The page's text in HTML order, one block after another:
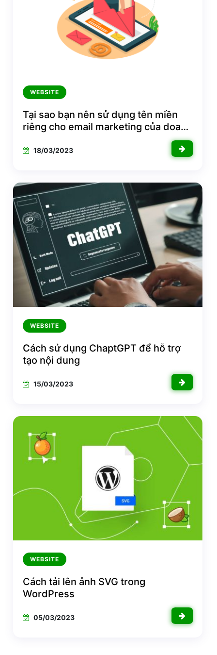
WEBSITE
Tại sao bạn nên sử dụng tên miền
riêng cho email marketing của doanh
18/03/2023
WEBSITE
Cách sử dụng ChaptGPT để hỗ trợ
tạo nội dung
15/03/2023
WEBSITE
Cách tải lên ảnh SVG trong
WordPress
05/03/2023